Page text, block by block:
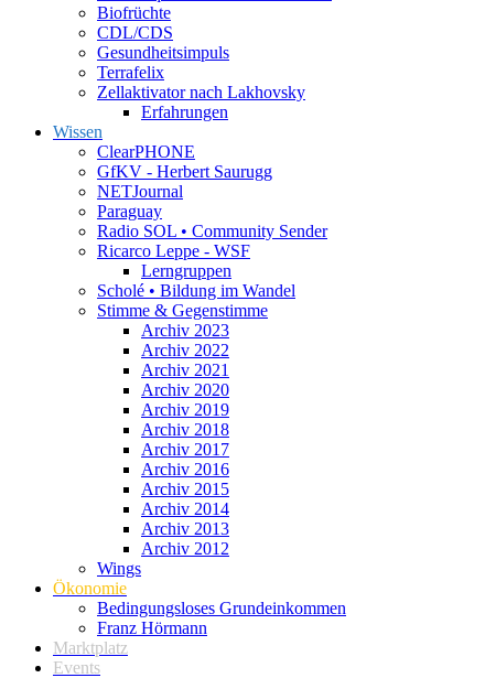
Biofrüchte
CDL/CDS
Gesundheitsimpuls
Terrafelix
Zellaktivator nach Lakhovsky
Erfahrungen
Wissen
ClearPHONE
GfKV - Herbert Saurugg
NETJournal
Paraguay
Radio SOL • Community Sender
Ricarco Leppe - WSF
Lerngruppen
Scholé • Bildung im Wandel
Stimme & Gegenstimme
Archiv 2023
Archiv 2022
Archiv 2021
Archiv 2020
Archiv 2019
Archiv 2018
Archiv 2017
Archiv 2016
Archiv 2015
Archiv 2014
Archiv 2013
Archiv 2012
Wings
Ökonomie
Bedingungsloses Grundeinkommen
Franz Hörmann
Marktplatz
Events